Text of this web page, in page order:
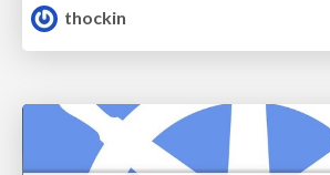
thockin